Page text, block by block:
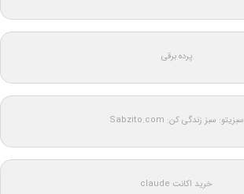
پرده برقی
سبزیتو: سبز زندگی کن: Sabzito.com
خرید اکانت claude